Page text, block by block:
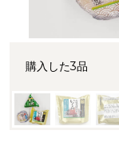
購入した3品